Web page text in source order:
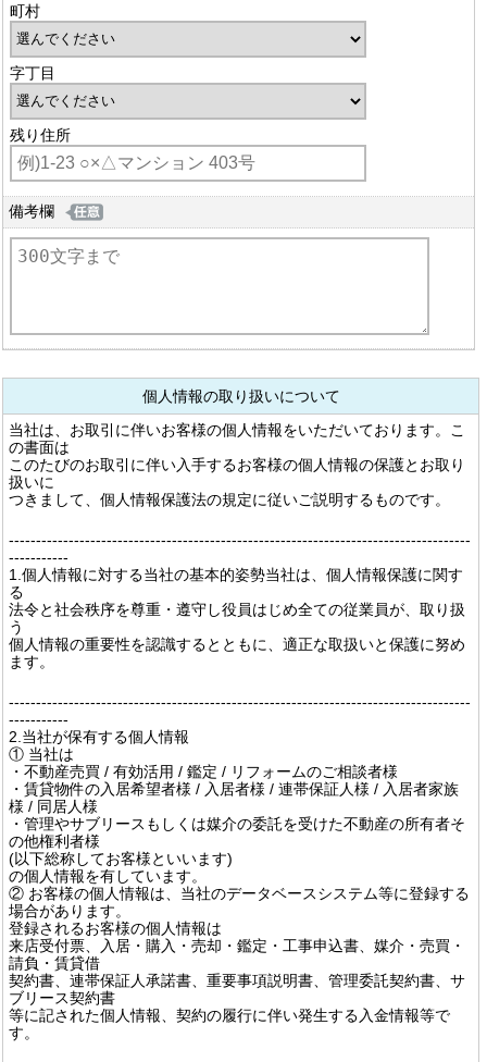
町村
字丁目
残り住所
備考欄
個人情報の取り扱いについて
当社は、お取引に伴いお客様の個人情報をいただいております。こ
の書面は
このたびのお取引に伴い入手するお客様の個人情報の保護とお取り
扱いに
つきまして、個人情報保護法の規定に従いご説明するものです。
-------------------------------------------------------------------------------------
-----------
1.個人情報に対する当社の基本的姿勢当社は、個人情報保護に関す
る
法令と社会秩序を尊重・遵守し役員はじめ全ての従業員が、取り扱
う
個人情報の重要性を認識するとともに、適正な取扱いと保護に努め
ます。
-------------------------------------------------------------------------------------
-----------
2.当社が保有する個人情報
① 当社は
・不動産売買 / 有効活用 / 鑑定 / リフォームのご相談者様
・賃貸物件の入居希望者様 / 入居者様 / 連帯保証人様 / 入居者家族
様 / 同居人様
・管理やサブリースもしくは媒介の委託を受けた不動産の所有者そ
の他権利者様
(以下総称してお客様といいます)
の個人情報を有しています。
② お客様の個人情報は、当社のデータベースシステム等に登録する
場合があります。
登録されるお客様の個人情報は
来店受付票、入居・購入・売却・鑑定・工事申込書、媒介・売買・
請負・賃貸借
契約書、連帯保証人承諾書、重要事項説明書、管理委託契約書、サ
ブリース契約書
等に記された個人情報、契約の履行に伴い発生する入金情報等で
す。